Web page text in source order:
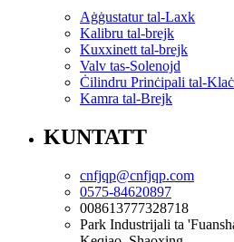
Aġġustatur tal-Laxk
Kalibru tal-brejk
Kuxxinett tal-brejk
Valv tas-Solenojd
Ċilindru Prinċipali tal-
Kamra tal-Brejk
KUNTATT
cnfjqp@cnfjqp.com
0575-84620897
008613777328718
Park Industrijali ta